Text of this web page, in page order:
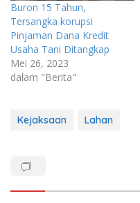
Buron 15 Tahun,
Tersangka korupsi
Pinjaman Dana Kredit
Usaha Tani Ditangkap
Mei 26, 2023
dalam "Berita"
Kejaksaan Lahan